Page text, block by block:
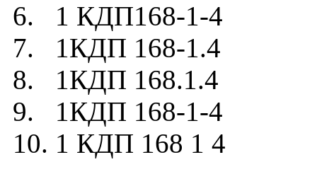
6. 1 КДП168-1-4
7. 1КДП 168-1.4
8. 1КДП 168.1.4
9. 1КДП 168-1-4
10. 1 КДП 168 1 4